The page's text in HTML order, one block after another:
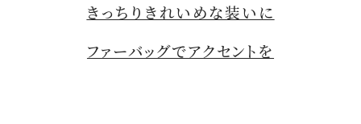
きっちりきれいめな装いに
ファーバッグでアクセントを